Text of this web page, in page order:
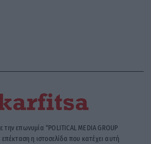
την επωνυμία “POLITICAL MEDIA GROUP
επέκταση η ιστοσελίδα που κατέχει αυτή